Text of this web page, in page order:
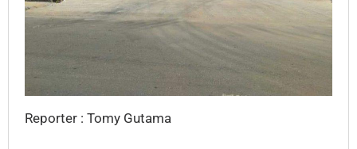
Reporter : Tomy Gutama